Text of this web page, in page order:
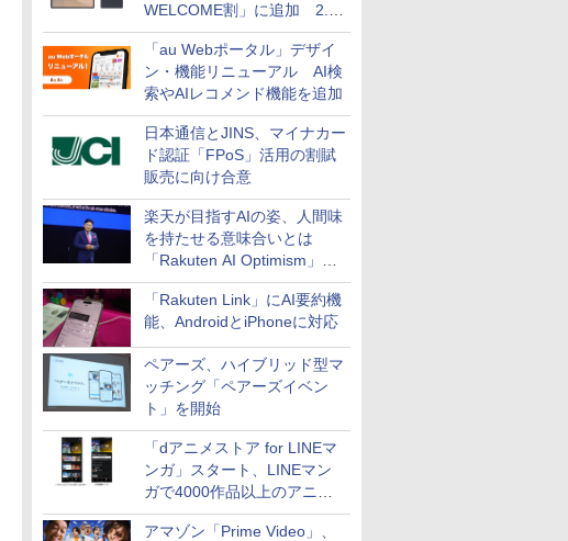
WELCOME割」に追加 2.2
万円引き
「au Webポータル」デザイ
ン・機能リニューアル AI検
索やAIレコメンド機能を追加
日本通信とJINS、マイナカー
ド認証「FPoS」活用の割賦
販売に向け合意
楽天が目指すAIの姿、人間味
を持たせる意味合いとは
「Rakuten AI Optimism」三
木谷氏の基調講演
「Rakuten Link」にAI要約機
能、AndroidとiPhoneに対応
ペアーズ、ハイブリッド型マ
ッチング「ペアーズイベン
ト」を開始
「dアニメストア for LINEマ
ンガ」スタート、LINEマン
ガで4000作品以上のアニメ
見放題
アマゾン「Prime Video」、